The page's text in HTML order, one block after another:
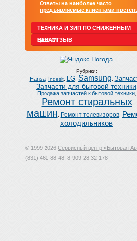
Ответы на наиболее часто
предъявляемые клиентами
ТЕХНИКА И ЗИП ПО СНИЖЕННЫМ
ЦЕНАМ
ВАШ ОТЗЫВ
Рубрики:
Hansa, Indesit, LG, Samsung
Запчасти для бытовой техники
Продажа запчастей к бытовой техники
Ремонт стиральных
машин
Ремонт телевизоров,
холодильников
© 1999-2026 Сервисный центр «Бытовая
(831) 461-88-48, 8-909-28-32-178